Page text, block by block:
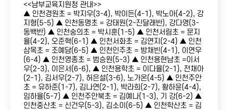
<<남부교육지원청 관내>>
▲ 인천경원초 = 박지우(3-4), 박이든(4-1), 박노아(4-2), 강
지형(5-5) ▲ 인천동명초 = 강태원(2-진달래반), 강다영(3-
동백반) ▲ 인천숭의초 = 박시훈(1-5) ▲ 인천서림초 = 문지
율(4-2), 오준혁(6-1) ▲ 인천서화초 = 김연지(2-4) ▲ 인천
삼목초 = 조예담(6-5) ▲ 인천인주초 = 방채빈(4-1), 이연우
(6-4) ▲ 인천영종초 = 범승원(5-3) ▲ 인천용현남초 =이서
우(2-3), 이은서(6-6), ▲ 인천용학초 = 이다율(2-1), 전채아
(2-1), 김서우(2-7), 허은설(3-6), 노가온(4-5) ▲ 인천주안
초 = 유하준(1-7), 김나연(2-1), 박라희(2-7), 황하윤(4-4),
임하율(5-7) ▲ 인천주안북초 = 김예나(1-3), 기 강(6-2) ▲
인천중산초 = 신건우(5-3), 김소이(6-5) ▲ 인천학산초 = 김